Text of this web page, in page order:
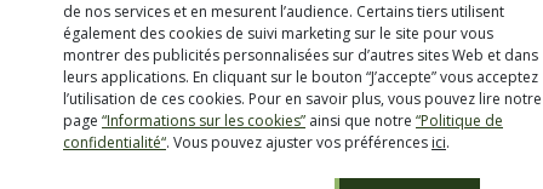
de nos services et en mesurent l’audience. Certains tiers utilisent
également des cookies de suivi marketing sur le site pour vous
montrer des publicités personnalisées sur d’autres sites Web et dans
leurs applications. En cliquant sur le bouton “J’accepte” vous acceptez
l’utilisation de ces cookies. Pour en savoir plus, vous pouvez lire notre
page “Informations sur les cookies” ainsi que notre “Politique de
confidentialité“. Vous pouvez ajuster vos préférences ici.